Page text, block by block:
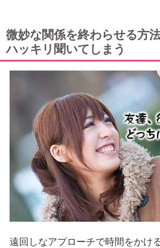
微妙な関係を終わらせる方
ハッキリ聞いてしまう
遠回しなアプローチで時間をかけ